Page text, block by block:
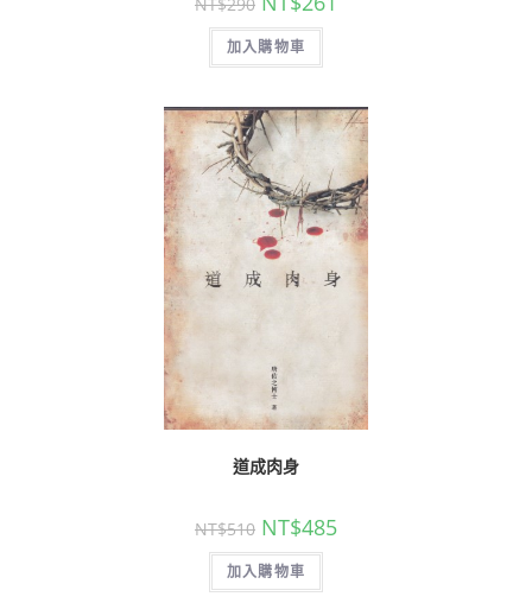
加入購物車
道成肉身
NT$510 NT$485
加入購物車